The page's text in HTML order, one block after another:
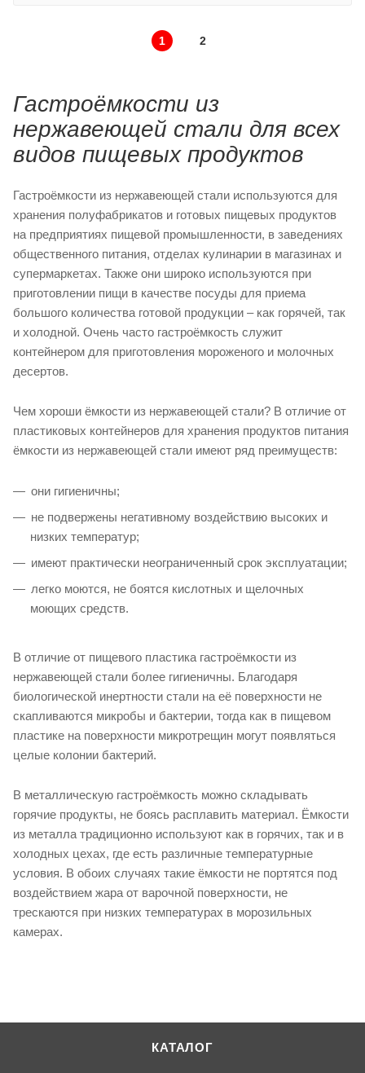
1 2
Гастроёмкости из
нержавеющей стали для всех
видов пищевых продуктов
Гастроёмкости из нержавеющей стали используются для
хранения полуфабрикатов и готовых пищевых продуктов
на предприятиях пищевой промышленности, в заведениях
общественного питания, отделах кулинарии в магазинах и
супермаркетах. Также они широко используются при
приготовлении пищи в качестве посуды для приема
большого количества готовой продукции – как горячей, так
и холодной. Очень часто гастроёмкость служит
контейнером для приготовления мороженого и молочных
десертов.
Чем хороши ёмкости из нержавеющей стали? В отличие от
пластиковых контейнеров для хранения продуктов питания
ёмкости из нержавеющей стали имеют ряд преимуществ:
они гигиеничны;
не подвержены негативному воздействию высоких и
низких температур;
имеют практически неограниченный срок эксплуатации;
легко моются, не боятся кислотных и щелочных
моющих средств.
В отличие от пищевого пластика гастроёмкости из
нержавеющей стали более гигиеничны. Благодаря
биологической инертности стали на её поверхности не
скапливаются микробы и бактерии, тогда как в пищевом
пластике на поверхности микротрещин могут появляться
целые колонии бактерий.
В металлическую гастроёмкость можно складывать
горячие продукты, не боясь расплавить материал. Ёмкости
из металла традиционно используют как в горячих, так и в
холодных цехах, где есть различные температурные
условия. В обоих случаях такие ёмкости не портятся под
воздействием жара от варочной поверхности, не
трескаются при низких температурах в морозильных
камерах.
КАТАЛОГ